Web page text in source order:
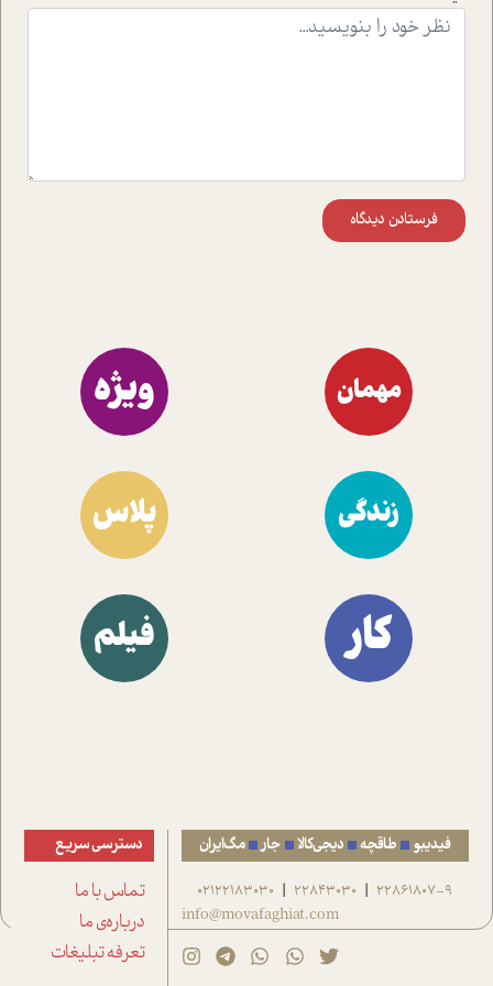
موثرترین راهکارهای استفاده از هوش مصنوعی در حوزه های
فرستادن دیدگاه
مهمان ویژه
زندگی پلاس
کار فیلم
فیدیبو طاقچه دیجی‌کالا جار مگ‌ایران
22861807-9
|
22843030
|
02122183030
info@movafaghiat.com
دسترسی سریع
تماس با ما
درباره‌ی ما
تعرفه تبلیغات